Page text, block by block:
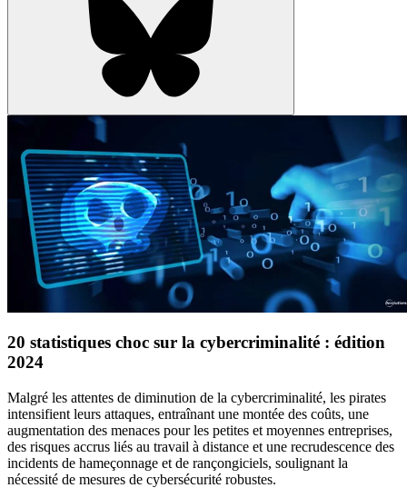
20 statistiques choc sur la cybercriminalité : édition
2024
Malgré les attentes de diminution de la cybercriminalité, les pirates
intensifient leurs attaques, entraînant une montée des coûts, une
augmentation des menaces pour les petites et moyennes entreprises,
des risques accrus liés au travail à distance et une recrudescence des
incidents de hameçonnage et de rançongiciels, soulignant la
nécessité de mesures de cybersécurité robustes.